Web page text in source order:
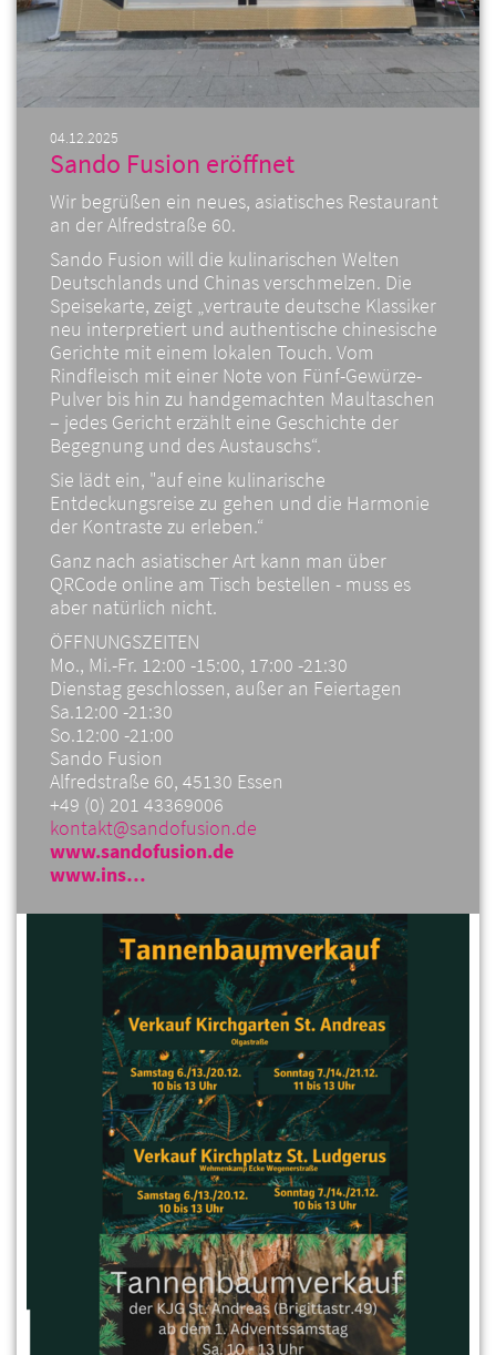
04.12.2025
Sando Fusion eröffnet
Wir begrüßen ein neues, asiatisches Restaurant
an der Alfredstraße 60.
Sando Fusion will die kulinarischen Welten
Deutschlands und Chinas verschmelzen. Die
Speisekarte, zeigt „vertraute deutsche Klassiker
neu interpretiert und authentische chinesische
Gerichte mit einem lokalen Touch. Vom
Rindfleisch mit einer Note von Fünf-Gewürze-
Pulver bis hin zu handgemachten Maultaschen
– jedes Gericht erzählt eine Geschichte der
Begegnung und des Austauschs“.
Sie lädt ein, "auf eine kulinarische
Entdeckungsreise zu gehen und die Harmonie
der Kontraste zu erleben.“
Ganz nach asiatischer Art kann man über
QRCode online am Tisch bestellen - muss es
aber natürlich nicht.
ÖFFNUNGSZEITEN
Mo., Mi.-Fr. 12:00 -15:00, 17:00 -21:30
Dienstag geschlossen, außer an Feiertagen
Sa.12:00 -21:30
So.12:00 -21:00
Sando Fusion
Alfredstraße 60, 45130 Essen
+49 (0) 201 43369006
kontakt@sandofusion.de
www.sandofusion.de
www.ins…